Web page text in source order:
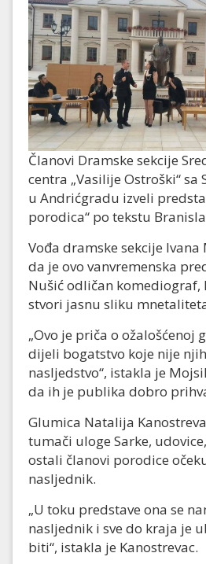
Članovi Dramske sekcije
centra „Vasilije Ostroški“ sa
u Andrićgradu izveli
porodica“ po tekstu
Vođa dramske sekcije
da je ovo vanvremenska
Nušić odličan komediograf,
stvori jasnu sliku
„Ovo je priča o ožalošćenoj
dijeli bogatstvo koje nije
nasljedstvo“, istakla je
da ih je publika dobro
Glumica Natalija
tumači uloge Sarke,
ostali članovi porodice
nasljednik.
„U toku predstave ona se
nasljednik i sve do kraja je
biti“, istakla je Kanostrevac.